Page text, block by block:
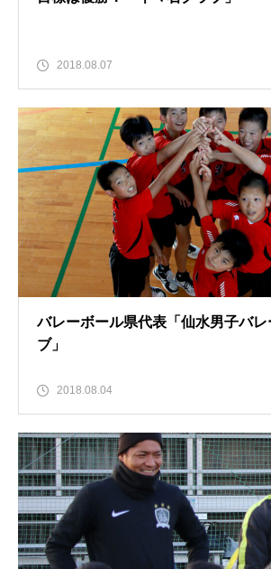
2018.08.07
バレーボール県代表「仙水男子バレ
ブ」
2018.08.04